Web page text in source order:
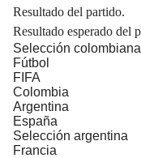
Resultado del partido.
Resultado esperado del
Selección colombiana
Fútbol
FIFA
Colombia
Argentina
España
Selección argentina
Francia